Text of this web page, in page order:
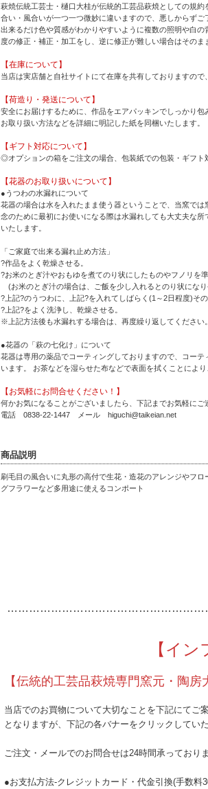
萩焼伝統工芸士・樋口大桂が伝統的工芸品萩焼としての規
合い・風合いが一つ一つ微妙に違いますので、悪しからずご
出来るだけ色や質感がわかりやすいように複数の照明や白
度の修正・補正・加工をし、逆に修正が難しい場合はその
【在庫について】
当店は実店舗と自社サイトにて在庫を共有しておりますの
【荷造り・発送について】
安全にお届けするために、作品をエアパッキンでしっかり
お取り扱い方法などを詳細に明記した紙を同梱いたします。
【ギフト対応について】
◎オプションの箱をご注文の場合、包装紙での包装・ギフト
【花器のお取り扱いについて】
●うつわの水漏れについて
花器の場合は水を入れたまま使う器ということで、当窯で
念のために最初にお使いになる際は水漏れしても大丈夫な
いたします。
「ご家庭で出来る漏れ止め方法」
?作品をよく乾燥させる。
?お米のとぎ汁やおもゆを煮てのり状にしたものやフノリを準
(お米のとぎ汁の場合は、ご飯を少し入れるとのり状にな
?上記?のうつわに、上記?を入れてしばらく(1～2日程度)その
?上記?をよく洗浄し、乾燥させる。
※上記方法後も水漏れする場合は、再度繰り返してください。
●花器の「萩の七化け」について
花器は専用の薬品でコーティングしておりますので、コー
います。 お茶などを湿らせた布などで表面を拭くことによ
【お気軽にお問合せください！】
何かお気になることがございましたら、下記までお気軽にご
電話 0838-22-1447 メール higuchi@taikeian.net
商品説明
刷毛目の風合いに丸形の高付で生花・造花のアレンジやフロ
グフラワーなど多用途に使えるコンポート
…………
【イン
【伝統的工芸品萩焼専門窯元・陶
当店でのお買物について大切なことを下記にてご
となりますが、下記の各バナーをクリックしてい
ご注文・メールでのお問合せは24時間承っており
●お支払方法-クレジットカード・代金引換(手数